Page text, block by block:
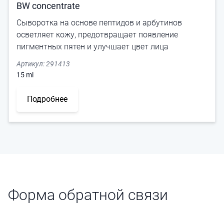
BW concentrate
Сыворотка на основе пептидов и арбутинов
осветляет кожу, предотвращает появление
пигментных пятен и улучшает цвет лица
Артикул:291413
15 ml
Подробнее
Форма обратной связи